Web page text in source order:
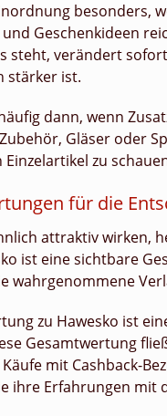
besonders,
Geschenkideen
steht, verändert
stärker ist.
dann, wenn
Gläser oder
zu
für die
attraktiv wirken,
ist eine sichtbare
wahrgenommene
zu Hawesko ist
Gesamtwertung
mit Cashback-
ihre Erfahrungen